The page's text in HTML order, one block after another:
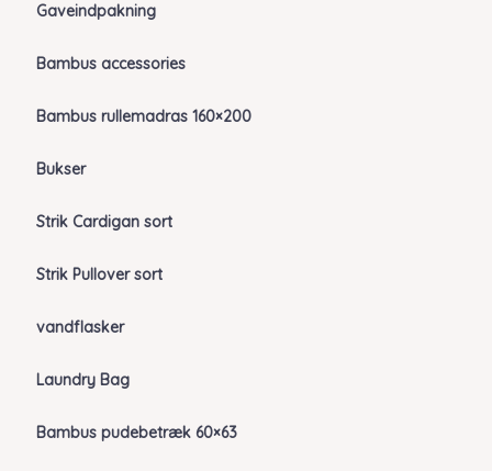
Gaveindpakning
Bambus accessories
Bambus rullemadras 160×200
Bukser
Strik Cardigan sort
Strik Pullover sort
vandflasker
Laundry Bag
Bambus pudebetræk 60×63